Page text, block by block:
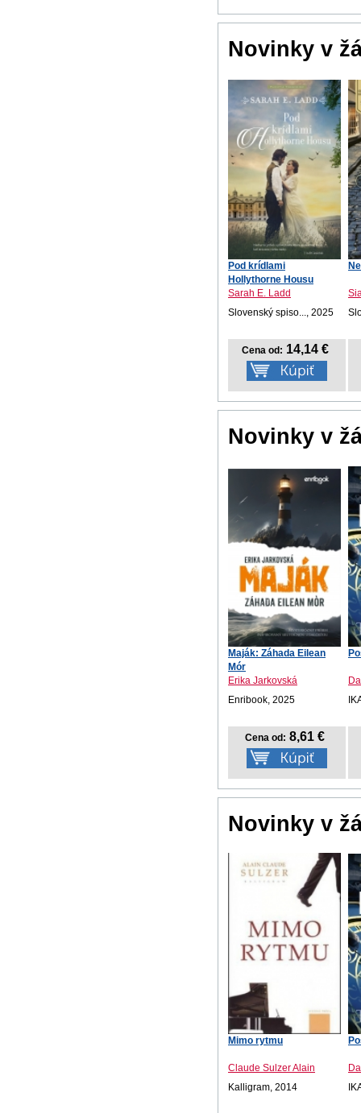
Novinky v
Pod krídlami
Hollythorne Housu
Sarah E. Ladd
Slovenský spiso..., 2025
Cena od: 14,14 €
Novinky v
Maják: Záhada Eilean
Mór
Erika Jarkovská
Enribook, 2025
Cena od: 8,61 €
Novinky v
Mimo rytmu
Claude Sulzer Alain
Kalligram, 2014